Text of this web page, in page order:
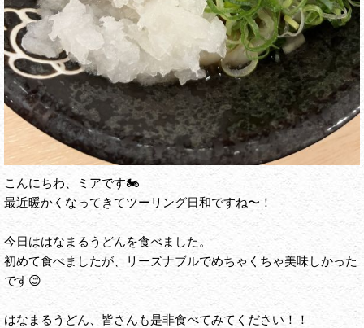
こんにちわ、ミアです🏍️
最近暖かくなってきてツーリング日和ですね〜！
今日ははなまるうどんを食べました。
初めて食べましたが、リーズナブルでめちゃくちゃ美味しかった
です😊
はなまるうどん、皆さんも是非食べてみてください！！